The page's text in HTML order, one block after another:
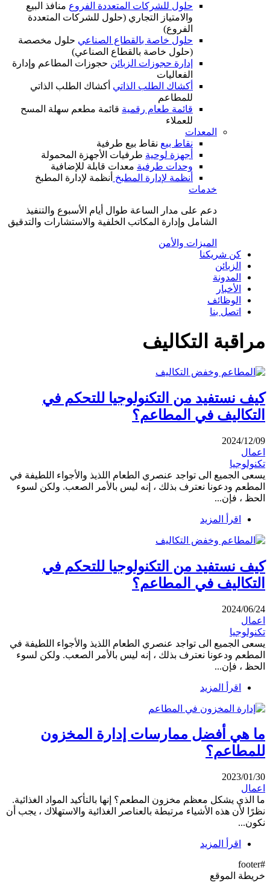
حلول للشركات المتعددة الفروع منافذ البيع
والامتياز التجاري (حلول للشركات المتعددة
الفروع)
حلول خاصة بالقطاع الصناعي حلول مخصصة
(حلول خاصة بالقطاع الصناعي)
إدارة حجوزات الزبائن حجوزات المطاعم وإدارة
الفعاليات
أكشاك الطلب الذاتي أكشاك الطلب الذاتي
للمطاعم
قائمة طعام رقمية قائمة مطعم سهلة المسح
للعملاء
المعدات
نقاط بيع نقاط بيع طرفية
أجهزة لوحية طرفيات الأجهزة المحمولة
وحدات طرفية معدات قابلة للإضافية
أنظمة لإدارة المطبخ أنظمة لإدارة المطبخ
خدمات
دعم على مدار الساعة طوال أيام الأسبوع والتنفيذ
الشامل وإدارة المكاتب الخلفية والاستشارات والتدقيق
الميزات والأمن
كن شريكنا
الزبائن
المدونة
الأخبار
الوظائف
اتصل بنا
مراقبة التكاليف
كيف نستفيد من التكنولوجيا للتحكم في
التكاليف في المطاعم؟
2024/12/09
اعمال
تكنولوجيا
يسعى الجميع الى تواجد عنصري الطعام اللذيذ والأجواء اللطيفة في
المطعم ودعونا نعترف بذلك ، إنه ليس بالأمر الصعب. ولكن لسوء
الحظ ، فإن...
اقرأ المزيد
كيف نستفيد من التكنولوجيا للتحكم في
التكاليف في المطاعم؟
2024/06/24
اعمال
تكنولوجيا
يسعى الجميع الى تواجد عنصري الطعام اللذيذ والأجواء اللطيفة في
المطعم ودعونا نعترف بذلك ، إنه ليس بالأمر الصعب. ولكن لسوء
الحظ ، فإن...
اقرأ المزيد
ما هي أفضل ممارسات إدارة المخزون
للمطاعم؟
2023/01/30
اعمال
ما الذي يشكل معظم مخزون المطعم؟ إنها بالتأكيد المواد الغذائية.
نظرًا لأن هذه الأشياء مرتبطة بالعناصر الغذائية والاستهلاك ، يجب أن
نكون...
اقرأ المزيد
#footer
خريطة الموقع